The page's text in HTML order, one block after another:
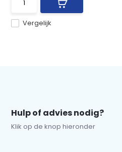
Vergelijk
Hulp of advies nodig?
Klik op de knop hieronder